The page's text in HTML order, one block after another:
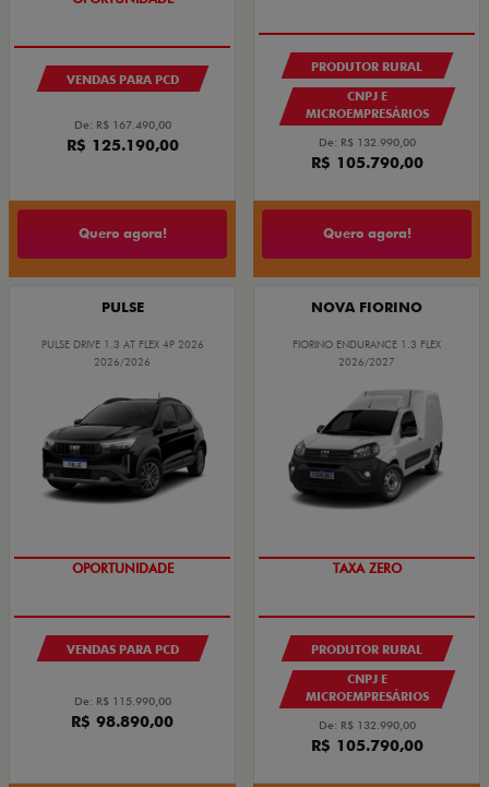
VENDAS PARA PCD
De: R$ 167.490,00
R$ 125.190,00
Quero agora!
PRODUTOR RURAL
CNPJ E
MICROEMPRESÁRIOS
De: R$ 132.990,00
R$ 105.790,00
Quero agora!
PULSE
PULSE DRIVE 1.3 AT FLEX 4P 2026
2026/2026
OPORTUNIDADE
VENDAS PARA PCD
De: R$ 115.990,00
R$ 98.890,00
NOVA FIORINO
FIORINO ENDURANCE 1.3 FLEX
2026/2027
TAXA ZERO
PRODUTOR RURAL
CNPJ E
MICROEMPRESÁRIOS
De: R$ 132.990,00
R$ 105.790,00